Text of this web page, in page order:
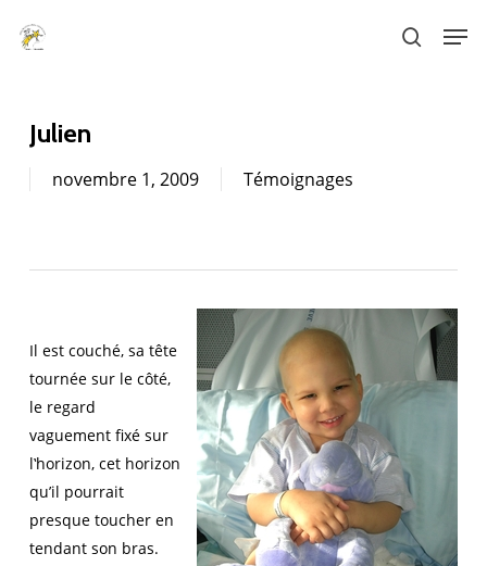
search
Julien
novembre 1, 2009 Témoignages
Il est couché, sa tête
tournée sur le côté,
le regard
vaguement fixé sur
l‛horizon, cet horizon
qu’il pourrait
presque toucher en
tendant son bras.